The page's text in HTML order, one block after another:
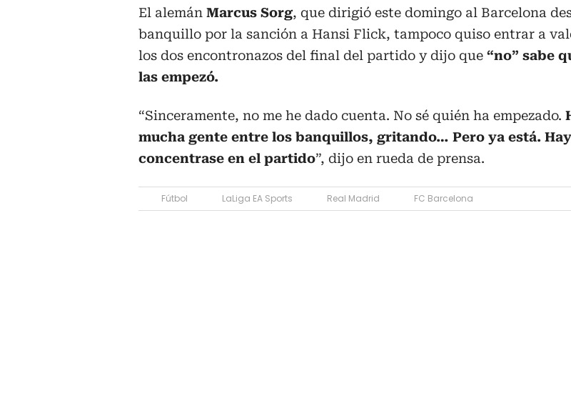
El alemán Marcus Sorg, que dirigió este domingo al Barcelona
banquillo por la sanción a Hansi Flick, tampoco quiso entrar a
los dos encontronazos del final del partido y dijo que “no” sabe
las empezó.
“Sinceramente, no me he dado cuenta. No sé quién ha empezado.
mucha gente entre los banquillos, gritando… Pero ya está.
concentrase en el partido”, dijo en rueda de prensa.
Fútbol LaLiga EA Sports Real Madrid FC Barcelona